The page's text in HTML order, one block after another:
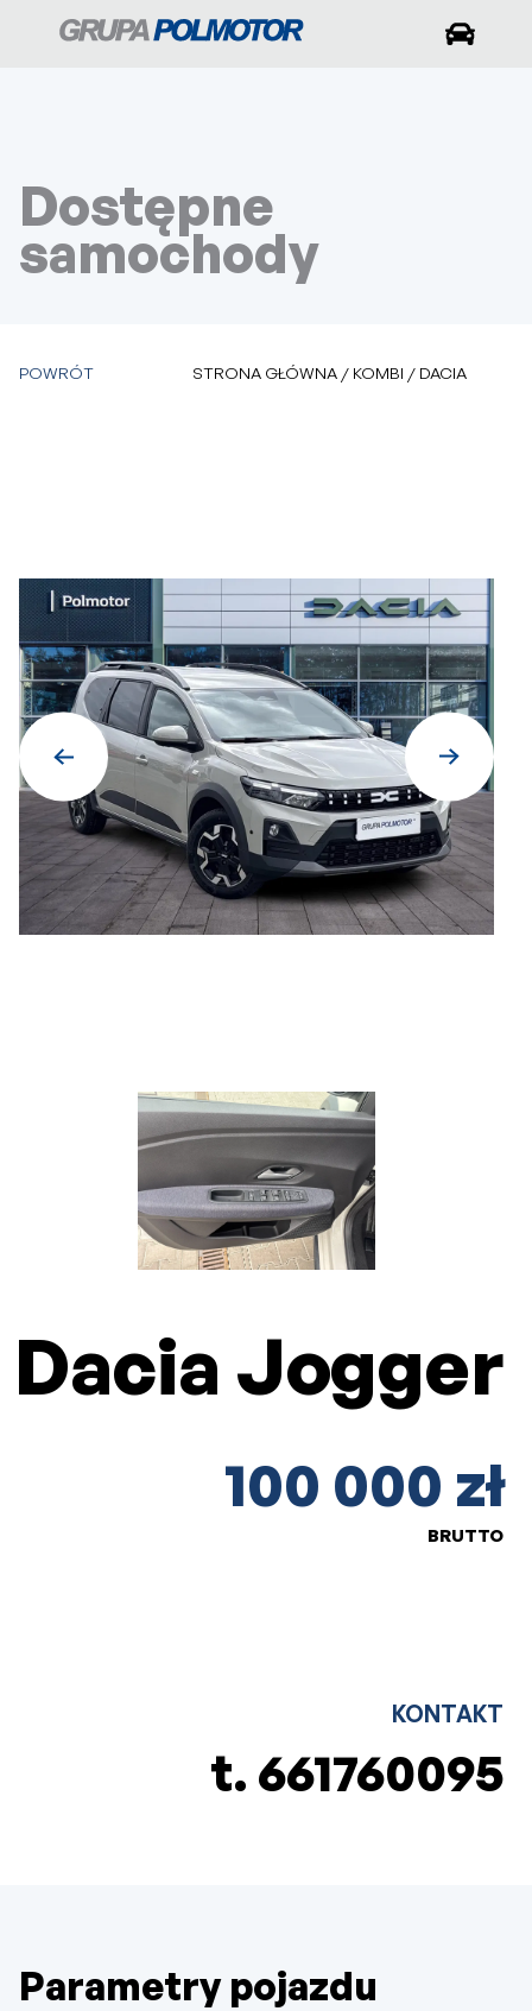
Dostępne
samochody
POWRÓT STRONA GŁÓWNA / KOMBI / DACIA
Dacia Jogger
100 000 zł
BRUTTO
KONTAKT
t. 661760095
Parametry pojazdu